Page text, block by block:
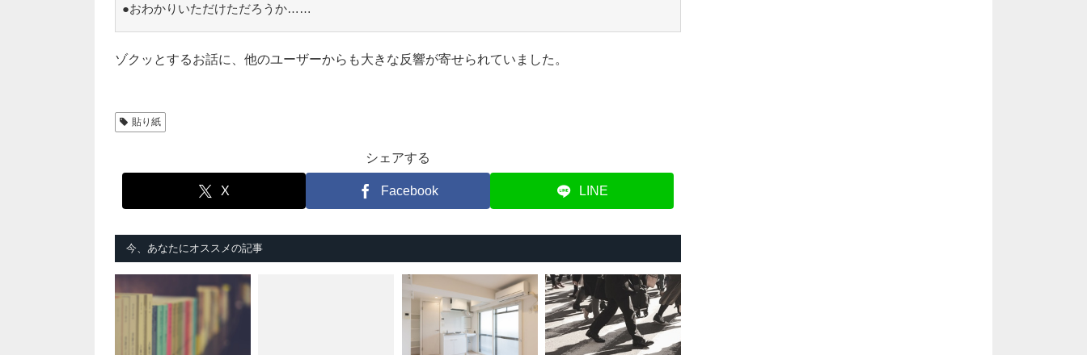
●おわかりいただけただろうか……
ゾクッとするお話に、他のユーザーからも大きな反響が寄せられていました。
貼り紙
シェアする
X Facebook LINE
今、あなたにオススメの記事